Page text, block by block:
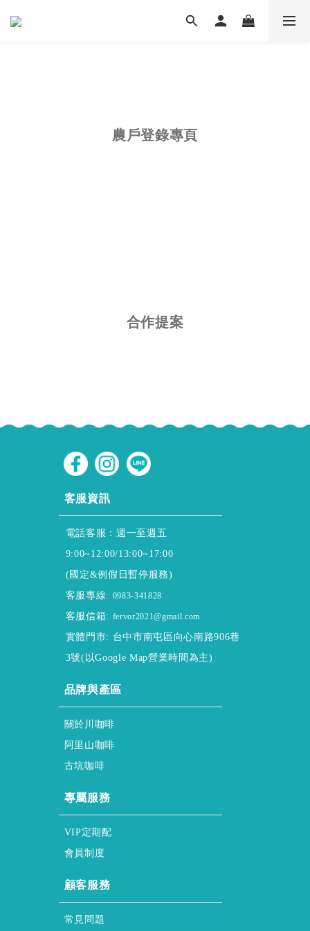
農戶登錄專頁
合作提案
客服資訊
電話客服：週一至週五
9:00~12:00/13:00~17:00
(國定&例假日暫停服務)
客服專線: 0983-341828
客服信箱: fervor2021@gmail.com
實體門市: 台中市南屯區向心南路906巷
3號(以Google Map營業時間為主)
品牌與產區
About ssscafe
關於川咖啡
Alisan & Coffee
阿里山咖啡
Gukeng & Coffee
古坑咖啡
專屬服務
regular & purchase
VIP定期配
membership & policy
會員制度
顧客服務
FAQs
常見問題
Shopping & Process